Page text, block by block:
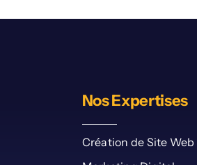
Nos Expertises
Création de Site Web